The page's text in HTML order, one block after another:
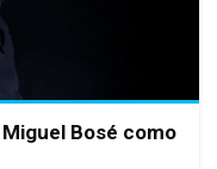
Bosé como